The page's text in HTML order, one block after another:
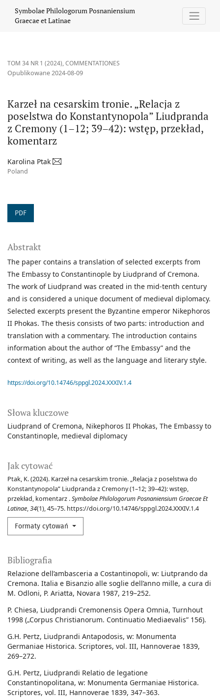
Symbolae Philologorum Posnaniensium
Graecae et Latinae
TOM 34 NR 1 (2024),COMMENTATIONES
Karzeł na cesarskim tronie. „Relacja z
poselstwa do Konstantynopola” Liudpranda
z Cremony (1–12; 39–42): wstęp, przekład,
komentarz
Opublikowane 2024-08-09
Karolina Ptak
Poland
PDF
Słowa kluczowe
Liudprand of Cremona Nikephoros II Phokas The Embassy to
Constantinople medieval diplomacy
Jak cytować
Ptak, K. (2024). Karzeł na cesarskim tronie. „Relacja z poselstwa do
Konstantynopola” Liudpranda z Cremony (1–12; 39–42): wstęp,
przekład, komentarz .Symbolae Philologorum Posnaniensium Graecae Et
Latinae,34(1), 45–75. https://doi.org/10.14746/sppgl.2024.XXXIV.1.4
Formaty cytowań
Abstrakt
The paper contains a translation of selected excerpts from
The Embassy to Constantinople by Liudprand of Cremona.
The work of Liudprand was created in the mid-tenth century
and is considered a unique document of medieval diplomacy.
Selected excerpts present the Byzantine emperor Nikephoros
II Phokas. The thesis consists of two parts: introduction and
translation with a commentary. The introduction contains
information about the author of “The Embassy” and the
context of writing, as well as the language and literary style.
https://doi.org/10.14746/sppgl.2024.XXXIV.1.4
Bibliografia
Relazione dell’ambasceria a Costantinopoli, w: Liutprando da
Cremona. Italia e Bisanzio alle soglie dell’anno mille, a cura di
M. Odloni, P. Ariatta, Novara 1987, 219–252.
P. Chiesa, Liudprandi Cremonensis Opera Omnia, Turnhout
1998 („Corpus Christianorum. Continuatio Mediaevalis” 156).
G.H. Pertz, Liudprandi Antapodosis, w: Monumenta
Germaniae Historica. Scriptores, vol. III, Hannoverae 1839,
269–272.
G.H. Pertz, Liudprandi Relatio de legatione
Constantinopolitana, w: Monumenta Germaniae Historica.
Scriptores, vol. III, Hannoverae 1839, 347–363.